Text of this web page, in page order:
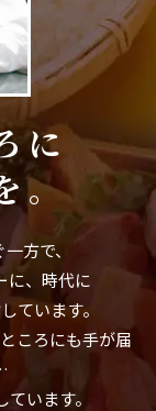
に
。
方で、
に、時代に
ています。
ころにも手が届
います。